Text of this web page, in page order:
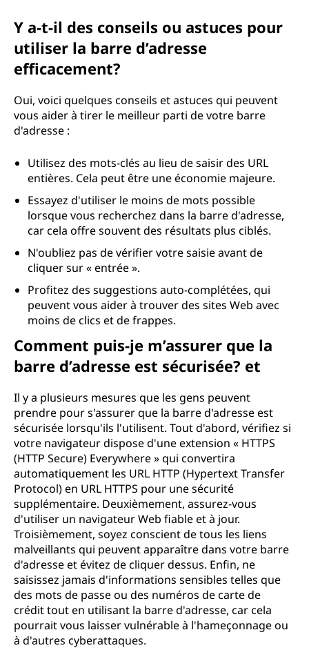
Y a-t-il des conseils ou astuces pour
utiliser la barre d’adresse
efficacement?
Oui, voici quelques conseils et astuces qui peuvent
vous aider à tirer le meilleur parti de votre barre
d'adresse :
Utilisez des mots-clés au lieu de saisir des URL
entières. Cela peut être une économie majeure.
Essayez d'utiliser le moins de mots possible
lorsque vous recherchez dans la barre d'adresse,
car cela offre souvent des résultats plus ciblés.
N'oubliez pas de vérifier votre saisie avant de
cliquer sur « entrée ».
Profitez des suggestions auto-complétées, qui
peuvent vous aider à trouver des sites Web avec
moins de clics et de frappes.
Comment puis-je m’assurer que la
barre d’adresse est sécurisée? et
Il y a plusieurs mesures que les gens peuvent
prendre pour s'assurer que la barre d'adresse est
sécurisée lorsqu'ils l'utilisent. Tout d'abord, vérifiez si
votre navigateur dispose d'une extension « HTTPS
(HTTP Secure) Everywhere » qui convertira
automatiquement les URL HTTP (Hypertext Transfer
Protocol) en URL HTTPS pour une sécurité
supplémentaire. Deuxièmement, assurez-vous
d'utiliser un navigateur Web fiable et à jour.
Troisièmement, soyez conscient de tous les liens
malveillants qui peuvent apparaître dans votre barre
d'adresse et évitez de cliquer dessus. Enfin, ne
saisissez jamais d'informations sensibles telles que
des mots de passe ou des numéros de carte de
crédit tout en utilisant la barre d'adresse, car cela
pourrait vous laisser vulnérable à l'hameçonnage ou
à d'autres cyberattaques.